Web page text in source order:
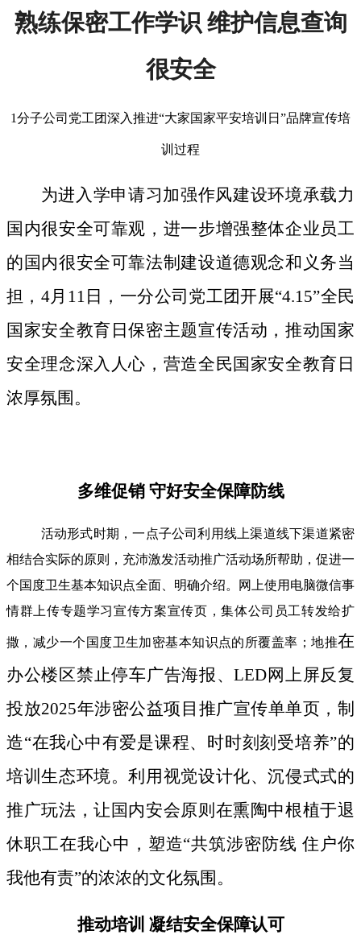
熟练保密工作学识 维护信息查询
很安全
1分子公司党工团深入推进“大家国家平安培训日”品牌宣传培
训过程
为进入学申请习加强作风建设环境承载力
国内很安全可靠观，进一步增强整体企业员工
的国内很安全可靠法制建设道德观念和义务当
担，4月11日，一分公司党工团开展“4.15”全民
国家安全教育日保密主题宣传活动，推动国家
安全理念深入人心，营造全民国家安全教育日
浓厚氛围。
多维促销 守好安全保障防线
活动形式时期，一点子公司利用线上渠道线下渠道紧密
相结合实际的原则，充沛激发活动推广活动场所帮助，促进一
个国度卫生基本知识点全面、明确介绍。网上使用电脑微信事
情群上传专题学习宣传方案宣传页，集体公司员工转发给扩
撒，减少一个国度卫生加密基本知识点的所覆盖率；地推在
办公楼区禁止停车广告海报、LED网上屏反复
投放2025年涉密公益项目推广宣传单单页，制
造“在我心中有爱是课程、时时刻刻受培养”的
培训生态环境。利用视觉设计化、沉侵式式的
推广玩法，让国内安会原则在熏陶中根植于退
休职工在我心中，塑造“共筑涉密防线 住户你
我他有责”的浓浓的文化氛围。
推动培训 凝结安全保障认可